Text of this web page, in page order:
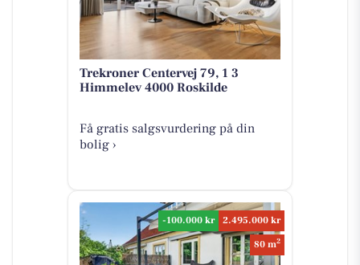
Trekroner Centervej 79, 1 3
Himmelev 4000 Roskilde
Få gratis salgsvurdering på din
bolig ›
-100.000 kr
2.495.000 kr
80 m2